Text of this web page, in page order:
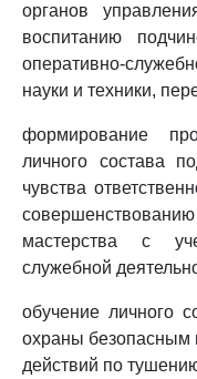
органов
воспитанию
оперативно-
науки и техники,
формирование
личного состава
чувства
мастерства с
служебной
обучение личного
охраны безопасным
действий по